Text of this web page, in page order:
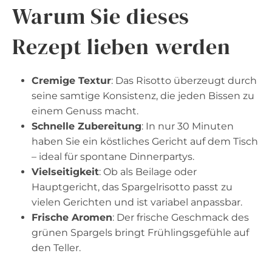
Warum Sie dieses
Rezept lieben werden
Cremige Textur: Das Risotto überzeugt durch
seine samtige Konsistenz, die jeden Bissen zu
einem Genuss macht.
Schnelle Zubereitung: In nur 30 Minuten
haben Sie ein köstliches Gericht auf dem Tisch
– ideal für spontane Dinnerpartys.
Vielseitigkeit: Ob als Beilage oder
Hauptgericht, das Spargelrisotto passt zu
vielen Gerichten und ist variabel anpassbar.
Frische Aromen: Der frische Geschmack des
grünen Spargels bringt Frühlingsgefühle auf
den Teller.